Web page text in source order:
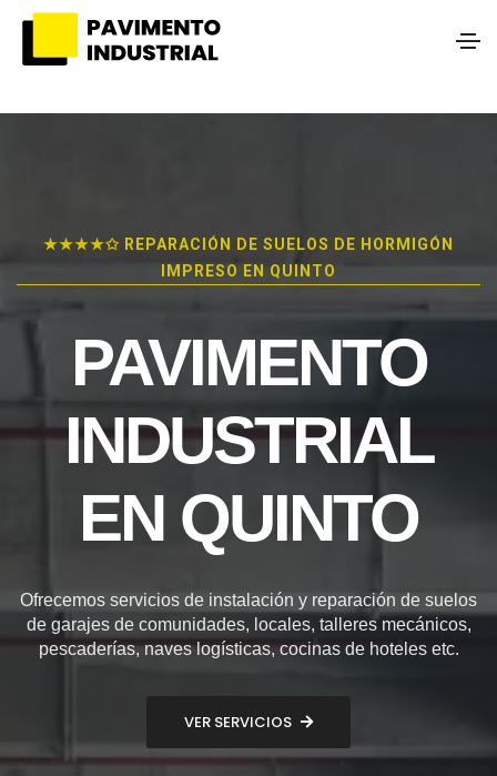
★★★★✩ REPARACIÓN DE SUELOS DE HORMIGÓN
IMPRESO EN QUINTO
PAVIMENTO
INDUSTRIAL
EN QUINTO
Ofrecemos servicios de instalación y reparación de suelos
de garajes de comunidades, locales, talleres mecánicos,
pescaderías, naves logísticas, cocinas de hoteles etc.
VER SERVICIOS